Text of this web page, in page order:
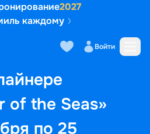
2027
каждому
Войти
of the Seas»
по 25
кают Маршрут и